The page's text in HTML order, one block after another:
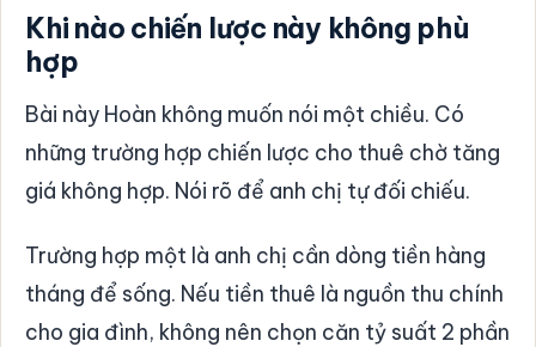
Khi nào chiến lược này không phù
hợp
Bài này Hoàn không muốn nói một chiều. Có
những trường hợp chiến lược cho thuê chờ tăng
giá không hợp. Nói rõ để anh chị tự đối chiếu.
Trường hợp một là anh chị cần dòng tiền hàng
tháng để sống. Nếu tiền thuê là nguồn thu chính
cho gia đình, không nên chọn căn tỷ suất 2 phần